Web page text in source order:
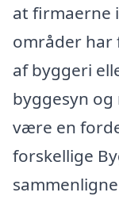
at firmaerne
områder har
af byggeri
byggesyn
være en
forskellige